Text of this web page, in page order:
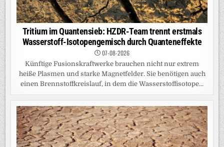
Tritium im Quantensieb: HZDR-Team trennt erstmals
Wasserstoff-Isotopengemisch durch Quanteneffekte
07-08-2026
Künftige Fusionskraftwerke brauchen nicht nur extrem
heiße Plasmen und starke Magnetfelder. Sie benötigen auch
einen Brennstoffkreislauf, in dem die Wasserstoffisotope...